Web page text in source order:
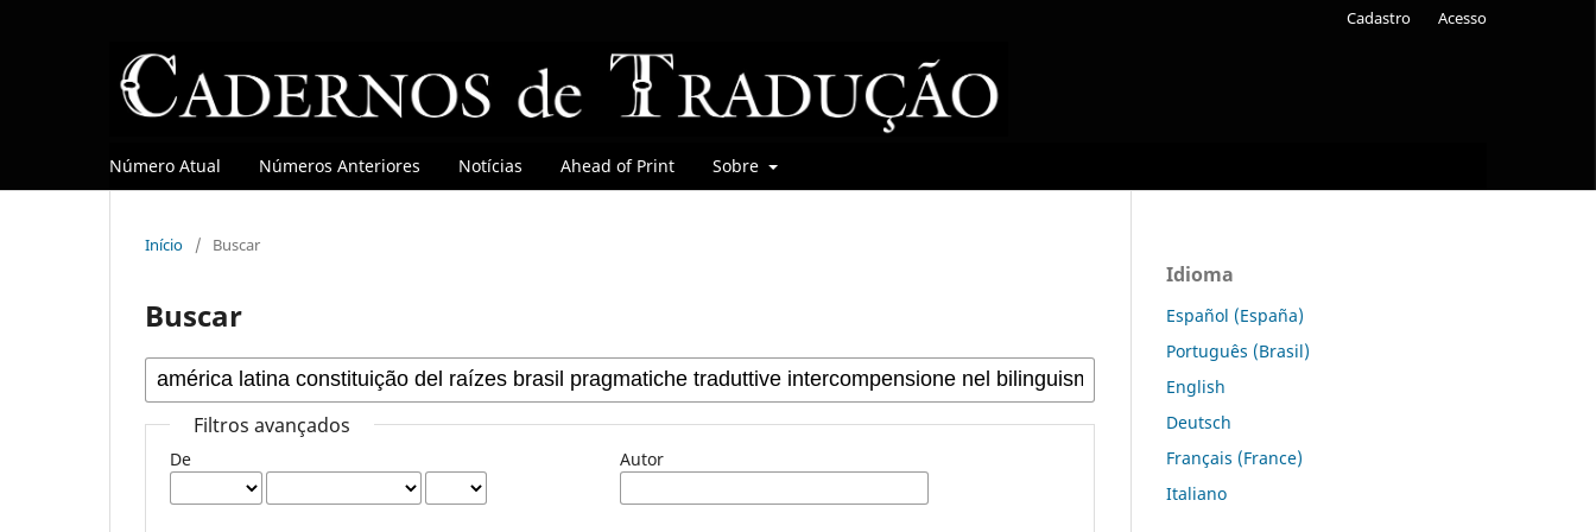
Número Atual Números Anteriores Notícias Ahead of Print Sobre
Cadastro Acesso
Início / Buscar
Buscar
Filtros avançados
De Autor
Idioma
Español (España)
Português (Brasil)
English
Deutsch
Français (France)
Italiano